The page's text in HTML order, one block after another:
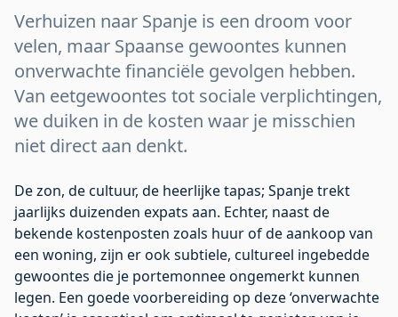
Verhuizen naar Spanje is een droom voor
velen, maar Spaanse gewoontes kunnen
onverwachte financiële gevolgen hebben.
Van eetgewoontes tot sociale verplichtingen,
we duiken in de kosten waar je misschien
niet direct aan denkt.
De zon, de cultuur, de heerlijke tapas; Spanje trekt
jaarlijks duizenden expats aan. Echter, naast de
bekende kostenposten zoals huur of de aankoop van
een woning, zijn er ook subtiele, cultureel ingebedde
gewoontes die je portemonnee ongemerkt kunnen
legen. Een goede voorbereiding op deze ‘onverwachte